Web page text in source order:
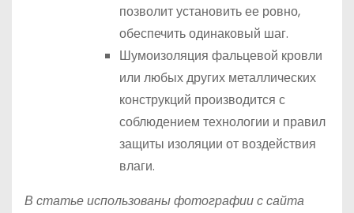
позволит установить ее ровно,
обеспечить одинаковый шаг.
Шумоизоляция фальцевой кровли
или любых других металлических
конструкций производится с
соблюдением технологии и правил
защиты изоляции от воздействия
влаги.
В статье использованы фотографии с сайта